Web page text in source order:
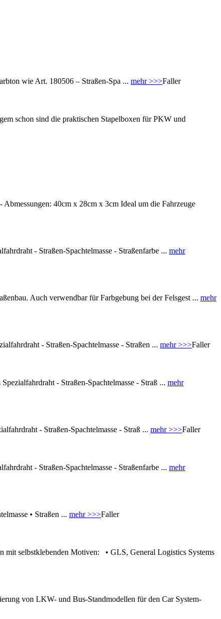
wie Art. 180506 – Straßen-Spa ... mehr >>>Faller
schon sind die praktischen Stapelboxen für PKW und
40cm x 28cm x 3cm Ideal um die Fahrzeuge
- Straßen-Spachtelmasse - Straßenfarbe ... mehr
Auch verwendbar für Farbgebung bei der Felsgest ... mehr
- Straßen-Spachtelmasse - Straßen ... mehr >>>Faller
- Straßen-Spachtelmasse - Straß ... mehr
- Straßen-Spachtelmasse - Straß ... mehr >>>Faller
- Straßen-Spachtelmasse - Straßenfarbe ... mehr
• Straßen ... mehr >>>Faller
mit selbstklebenden Motiven: • GLS, General Logistics Systems
von LKW- und Bus-Standmodellen für den Car System-